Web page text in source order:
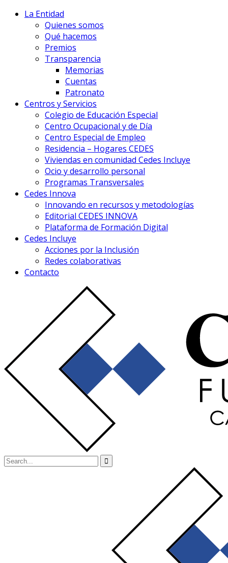
La Entidad
Quienes somos
Qué hacemos
Premios
Transparencia
Memorias
Cuentas
Patronato
Centros y Servicios
Colegio de Educación Especial
Centro Ocupacional y de Día
Centro Especial de Empleo
Residencia – Hogares CEDES
Viviendas en comunidad Cedes Incluye
Ocio y desarrollo personal
Programas Transversales
Cedes Innova
Innovando en recursos y metodologías
Editorial CEDES INNOVA
Plataforma de Formación Digital
Cedes Incluye
Acciones por la Inclusión
Redes colaborativas
Contacto